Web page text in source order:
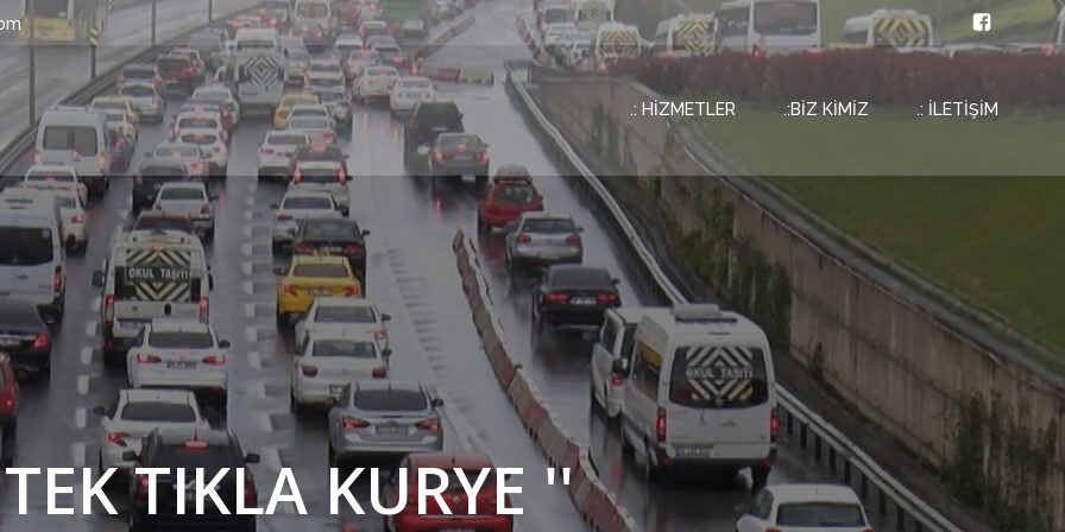
.: HİZMETLER .:BİZ KİMİZ .: İLETİŞİM
TIKLA KURYE ''